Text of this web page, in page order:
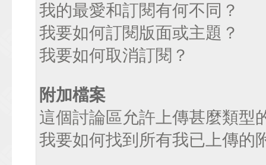
我的最愛和訂閱有何不同？
我要如何訂閱版面或主題？
我要如何取消訂閱？
附加檔案
這個討論區允許上傳甚麼類型
我要如何找到所有我已上傳的